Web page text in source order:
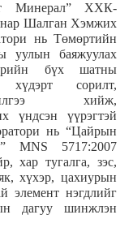
Минерал” ХХК-
Шалган Хэмжих
нь Төмөртийн
уулын баяжуулах
бүх шатны
хүдэрт сорилт,
хийж,
үндсэн үүрэгтэй
нь “Цайрын
MNS 5717:2007
хар тугалга, зэс,
хүхэр, цахиурын
элемент нэгдлийг
дагуу шинжлэн